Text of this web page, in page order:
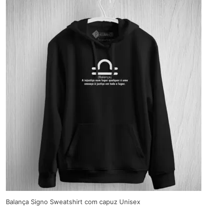
Balança Signo Sweatshirt com capuz Unisex